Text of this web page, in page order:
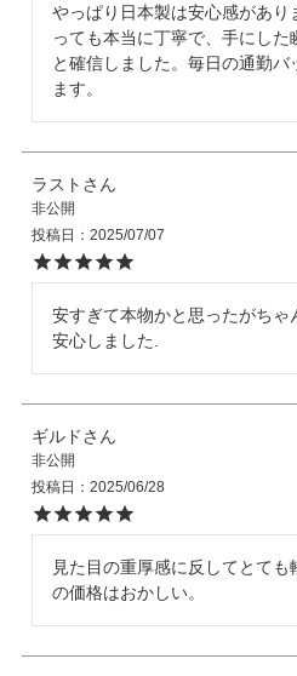
やっぱり日本製は安心感があり
っても本当に丁寧で、手にした
と確信しました。毎日の通勤
ます。
ラスト
非公開
投稿日
2025/07/07
安すぎて本物かと思ったがちゃ
ギルド
非公開
投稿日
2025/06/28
見た目の重厚感に反してとても
の価格はおかしい。